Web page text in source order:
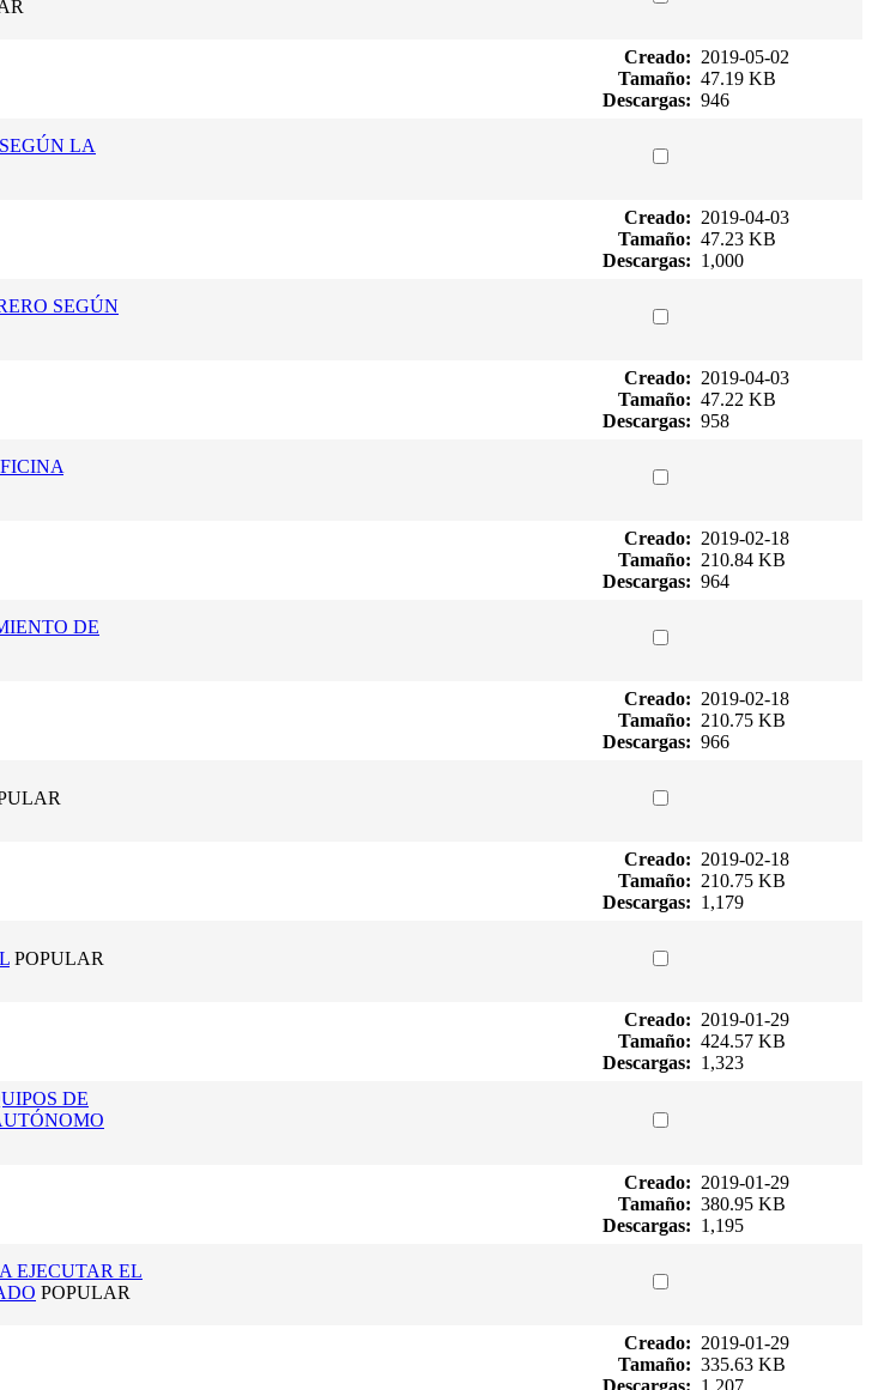
Creado:
Tamaño:
Descargas:
2019-05-02
47.19 KB
946
LA
Creado:
Tamaño:
Descargas:
2019-04-03
47.23 KB
1,000
SEGÚN
Creado:
Tamaño:
Descargas:
2019-04-03
47.22 KB
958
Creado:
Tamaño:
Descargas:
2019-02-18
210.84 KB
964
DE
Creado:
Tamaño:
Descargas:
2019-02-18
210.75 KB
966
Creado:
Tamaño:
Descargas:
2019-02-18
210.75 KB
1,179
POPULAR
Creado:
Tamaño:
Descargas:
2019-01-29
424.57 KB
1,323
DE
Creado:
Tamaño:
Descargas:
2019-01-29
380.95 KB
1,195
EJECUTAR EL
POPULAR
Creado:
Tamaño:
Descargas:
2019-01-29
335.63 KB
1,207